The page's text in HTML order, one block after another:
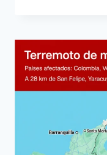
la
OEA
el
impacto
bloqueos